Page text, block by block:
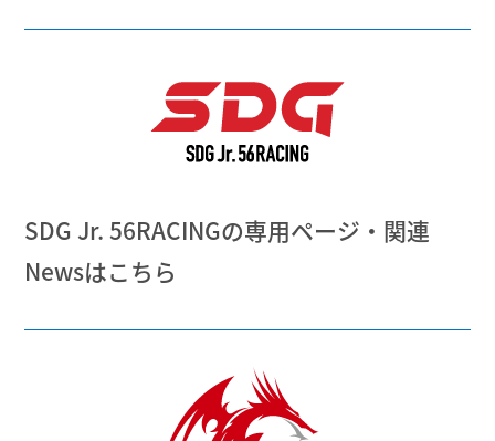
SDG Jr. 56RACINGの専用ページ・関連
Newsはこちら